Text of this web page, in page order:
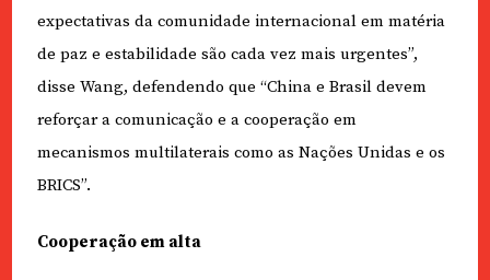
expectativas da comunidade internacional em matéria
de paz e estabilidade são cada vez mais urgentes”,
disse Wang, defendendo que “China e Brasil devem
reforçar a comunicação e a cooperação em
mecanismos multilaterais como as Nações Unidas e os
BRICS”.
Cooperação em alta